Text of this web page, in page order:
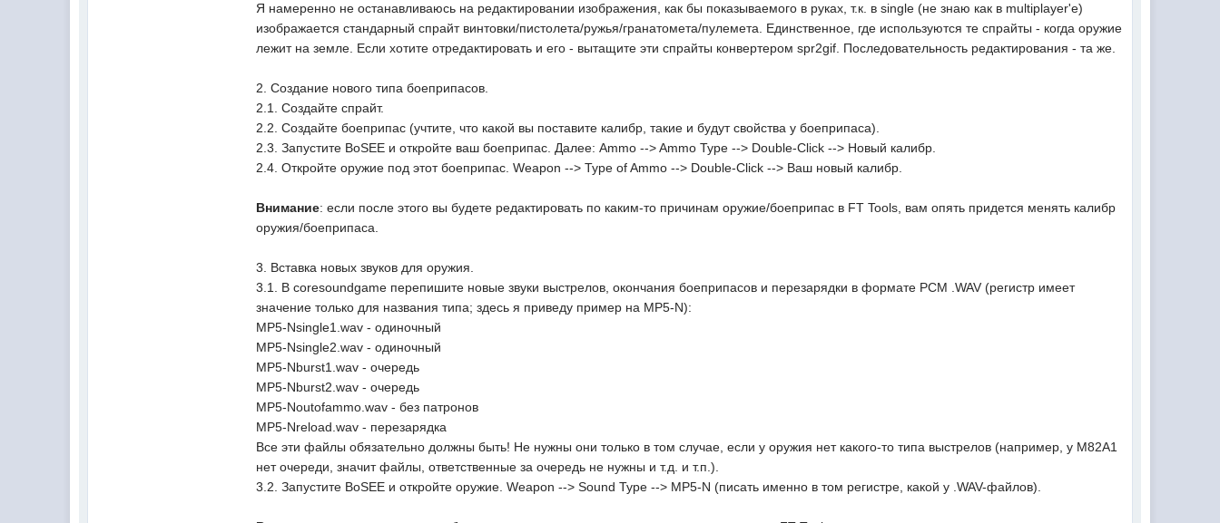
Я намеренно не останавливаюсь на редактировании изображения, как бы показываемого в руках, т.к. в single (не знаю как в multiplayer'е)
изображается стандарный спрайт винтовки/пистолета/ружья/гранатомета/пулемета. Единственное, где используются те спрайты - когда оружие
лежит на земле. Если хотите отредактировать и его - вытащите эти спрайты конвертером spr2gif. Последовательность редактирования - та же.
2. Создание нового типа боеприпасов.
2.1. Создайте спрайт.
2.2. Создайте боеприпас (учтите, что какой вы поставите калибр, такие и будут свойства у боеприпаса).
2.3. Запустите BoSEE и откройте ваш боеприпас. Далее: Ammo --> Ammo Type --> Double-Click --> Новый калибр.
2.4. Откройте оружие под этот боеприпас. Weapon --> Type of Ammo --> Double-Click --> Ваш новый калибр.
Внимание: если после этого вы будете редактировать по каким-то причинам оружие/боеприпас в FT Tools, вам опять придется менять калибр
оружия/боеприпаса.
3. Вставка новых звуков для оружия.
3.1. В coresoundgame перепишите новые звуки выстрелов, окончания боеприпасов и перезарядки в формате PCM .WAV (регистр имеет
значение только для названия типа; здесь я приведу пример на MP5-N):
MP5-Nsingle1.wav - одиночный
MP5-Nsingle2.wav - одиночный
MP5-Nburst1.wav - очередь
MP5-Nburst2.wav - очередь
MP5-Noutofammo.wav - без патронов
MP5-Nreload.wav - перезарядка
Все эти файлы обязательно должны быть! Не нужны они только в том случае, если у оружия нет какого-то типа выстрелов (например, у М82А1
нет очереди, значит файлы, ответственные за очередь не нужны и т.д. и т.п.).
3.2. Запустите BoSEE и откройте оружие. Weapon --> Sound Type --> MP5-N (писать именно в том регистре, какой у .WAV-файлов).